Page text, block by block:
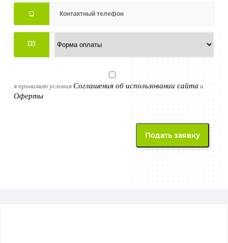
я принимаю условияСоглашения об использовании сайта и
Оферты